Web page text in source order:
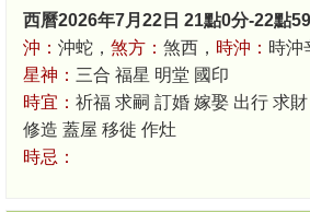
西曆2026年7月22日 21點0分-22點
沖： 沖蛇， 煞方： 煞西， 時沖： 時沖
星神： 三合 福星 明堂 國印
時宜： 祈福 求嗣 訂婚 嫁娶 出行 求
修造 蓋屋 移徙 作灶
時忌：